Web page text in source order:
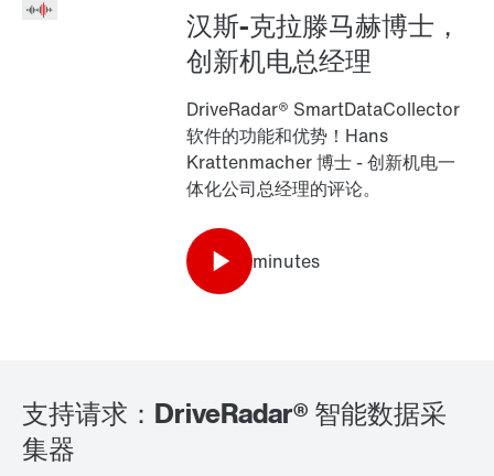
汉斯-克拉滕马赫博士，
创新机电总经理
DriveRadar® SmartDataCollector
软件的功能和优势！Hans
Krattenmacher 博士 - 创新机电一
体化公司总经理的评论。
minutes
支持请求：DriveRadar® 智能数据采
集器